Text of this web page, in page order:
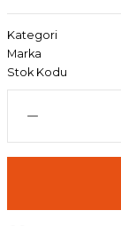
Kategori
Marka
Stok Kodu